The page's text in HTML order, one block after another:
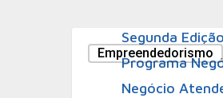
Empreendedorismo
Segunda
Programa
Negócio